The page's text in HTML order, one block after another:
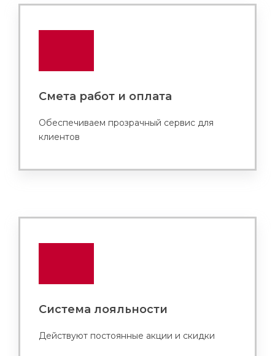
Смета работ и оплата
Обеспечиваем прозрачный сервис для
клиентов
Система лояльности
Действуют постоянные акции и скидки